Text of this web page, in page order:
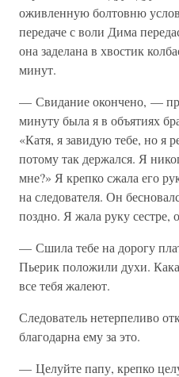
оживленную болтовню
передаче с воли Дима
она заделана в хвостик
минут.
— Свидание окончено, —
минуту была я в объятиях
«Катя, я завидую тебе, но я
потому так держался. Я
мне?» Я крепко сжала его
на следователя. Он
поздно. Я жала руку сестре,
— Сшила тебе на дорогу
Пьерик положили духи.
все тебя жалеют.
Следователь нетерпеливо
благодарна ему за это.
— Целуйте папу, крепко